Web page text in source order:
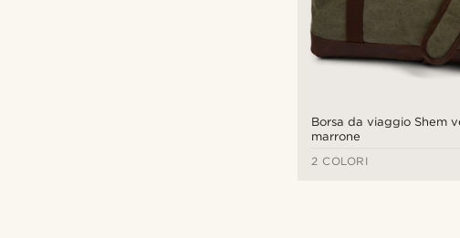
Borsa da viaggio Shem
marrone
2 COLORI